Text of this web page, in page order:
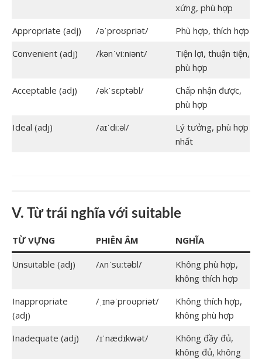
xứng, phù hợp
Appropriate (adj)
/əˈproʊpriət/
Phù hợp, thích hợp
Convenient (adj)
/kənˈviːniənt/
Tiện lợi, thuận tiện,
phù hợp
Acceptable (adj)
/əkˈsɛptəbl/
Chấp nhận được,
phù hợp
Ideal (adj)
/aɪˈdiːəl/
Lý tưởng, phù hợp
nhất
V. Từ trái nghĩa với suitable
TỪ VỰNG PHIÊN ÂM NGHĨA
Unsuitable (adj) /ʌnˈsuːtəbl/
Không phù hợp,
không thích hợp
Inappropriate
(adj)
/ˌɪnəˈproʊpriət/
Không thích hợp,
không phù hợp
Inadequate (adj)
/ɪˈnædɪkwət/
Không đầy đủ,
không đủ, không